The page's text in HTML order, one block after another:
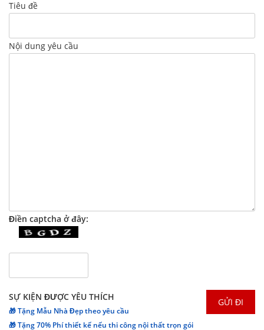
Tiêu đề
Nội dung yêu cầu
Điền captcha ở đây:
SỰ KIỆN ĐƯỢC YÊU THÍCH
🎁 Tặng Mẫu Nhà Đẹp theo yêu cầu
🎁 Tặng 70% Phí thiết kế nếu thi công nội thất trọn gói